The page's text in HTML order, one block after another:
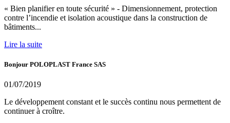
« Bien planifier en toute sécurité » - Dimensionnement, protection
contre l’incendie et isolation acoustique dans la construction de
bâtiments...
Lire la suite
Bonjour POLOPLAST France SAS
01/07/2019
Le développement constant et le succès continu nous permettent de
continuer à croître.